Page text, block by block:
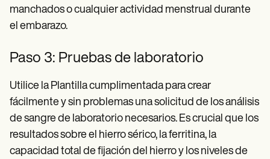
manchados o cualquier actividad menstrual durante
el embarazo.
Paso 3: Pruebas de laboratorio
Utilice la Plantilla cumplimentada para crear
fácilmente y sin problemas una solicitud de los análisis
de sangre de laboratorio necesarios. Es crucial que los
resultados sobre el hierro sérico, la ferritina, la
capacidad total de fijación del hierro y los niveles de